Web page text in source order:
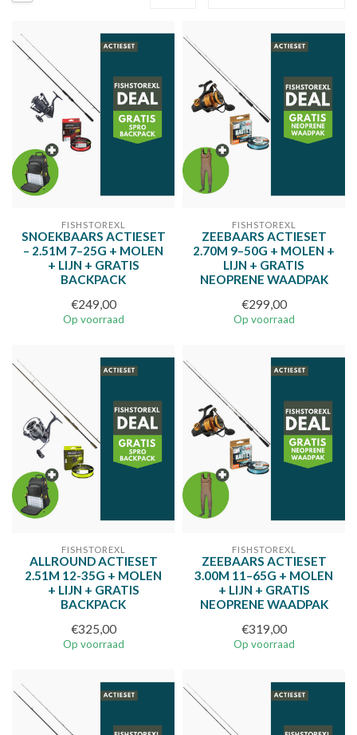
FISHSTOREXL
SNOEKBAARS ACTIESET
– 2.51M 7–25G + MOLEN
+ LIJN + GRATIS
BACKPACK
€249,00
Op voorraad
FISHSTOREXL
ZEEBAARS ACTIESET
2.70M 9–50G + MOLEN +
LIJN + GRATIS
NEOPRENE WAADPAK
€299,00
Op voorraad
FISHSTOREXL
ALLROUND ACTIESET
2.51M 12-35G + MOLEN
+ LIJN + GRATIS
BACKPACK
€325,00
Op voorraad
FISHSTOREXL
ZEEBAARS ACTIESET
3.00M 11–65G + MOLEN
+ LIJN + GRATIS
NEOPRENE WAADPAK
€319,00
Op voorraad